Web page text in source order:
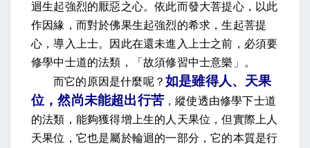
迴生起強烈的厭惡之心。依此而發大菩提心，以此
作因緣，而對於佛果生起強烈的希求，生起菩提
心，導入上士。因此在還未進入上士之前，必須要
修學中士道的法類，「故須修習中士意樂」。
而它的原因是什麼呢？ 如是雖得人、天果
位，然尚未能超出行苦 ，縱使透由修學下士道
的法類，能夠獲得增上生的人天果位，但實際上人
天果位，它也是屬於輪迴的一部分，它的本質是行